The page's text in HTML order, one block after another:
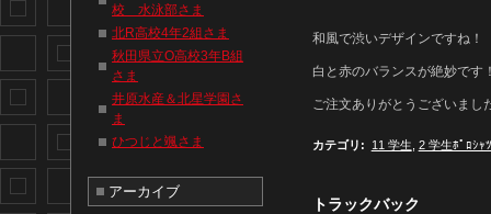
和風で渋いデザインですね！
白と赤のバランスが絶妙です
ご注文ありがとうございまし
カテゴリ : 11 学生 2 学生ﾎﾟﾛｼｬﾂ
トラックバック
校 水泳部さま
北R高校4年2組さま
秋田県立O高校3年B組
さま
井原水産＆北星学園さ
ま
ひつじと颯さま
アーカイブ